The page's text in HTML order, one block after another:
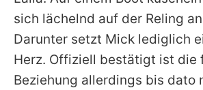
sich lächelnd auf der Reling
Darunter setzt Mick lediglich
Herz. Offiziell bestätigt ist die
Beziehung allerdings bis dato